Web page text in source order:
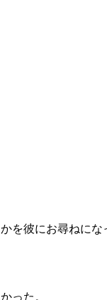
を彼にお尋ねにな
った。